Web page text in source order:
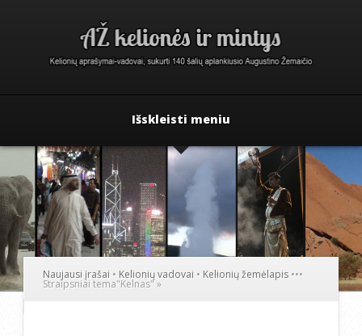
Išskleisti meniu
Naujausi įrašai • Kelionių vadovai • Kelionių žemėlapis •••
Straipsniai tema"Kelnas"»